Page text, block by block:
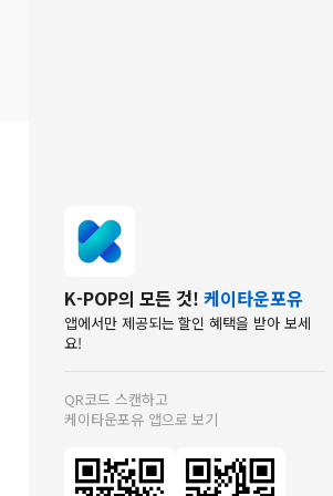
K-POP의 모든 것! 케이타운포유
앱에서만 제공되는 할인 혜택을 받아 보세
요!
QR코드 스캔하고
케이타운포유 앱으로 보기